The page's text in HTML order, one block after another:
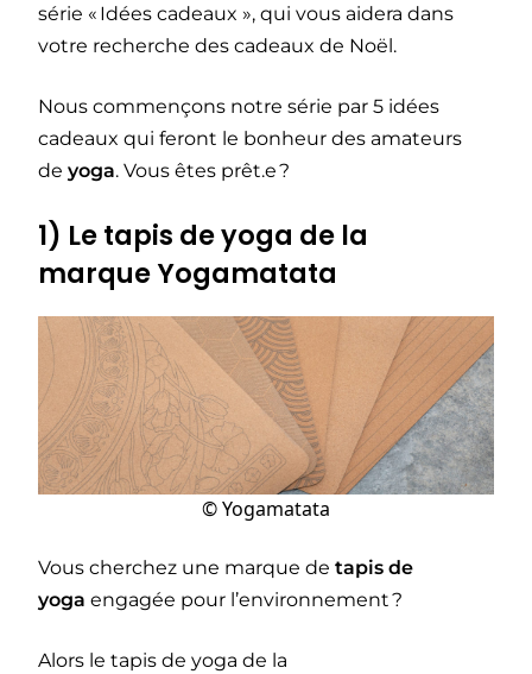
série « Idées cadeaux », qui vous aidera dans
votre recherche des cadeaux de Noël.
Nous commençons notre série par 5 idées
cadeaux qui feront le bonheur des amateurs
de yoga. Vous êtes prêt.e ?
1) Le tapis de yoga de la
marque Yogamatata
© Yogamatata
Vous cherchez une marque de tapis de
yoga engagée pour l’environnement ?
Alors le tapis de yoga de la